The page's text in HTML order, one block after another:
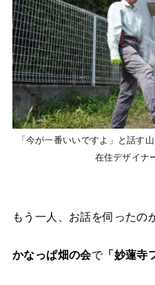
「今が一番いいですよ」と話す
在住デザイナ
もう一人、お話を伺ったの
かなっぱ畑の会で「妙蓮寺